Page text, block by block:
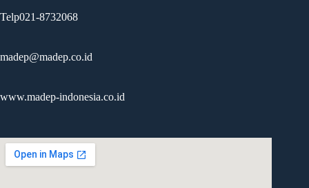
Telp021-8732068
madep@madep.co.id
www.madep-indonesia.co.id